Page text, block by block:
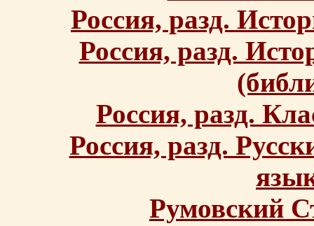
Россия, разд.
Россия, разд.
Россия, разд.
Россия, разд.
Румовский